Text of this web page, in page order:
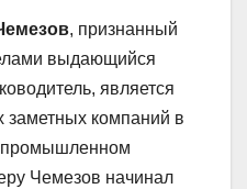
, признанный
выдающийся
является
заметных компаний в
промышленном
Чемезов начинал